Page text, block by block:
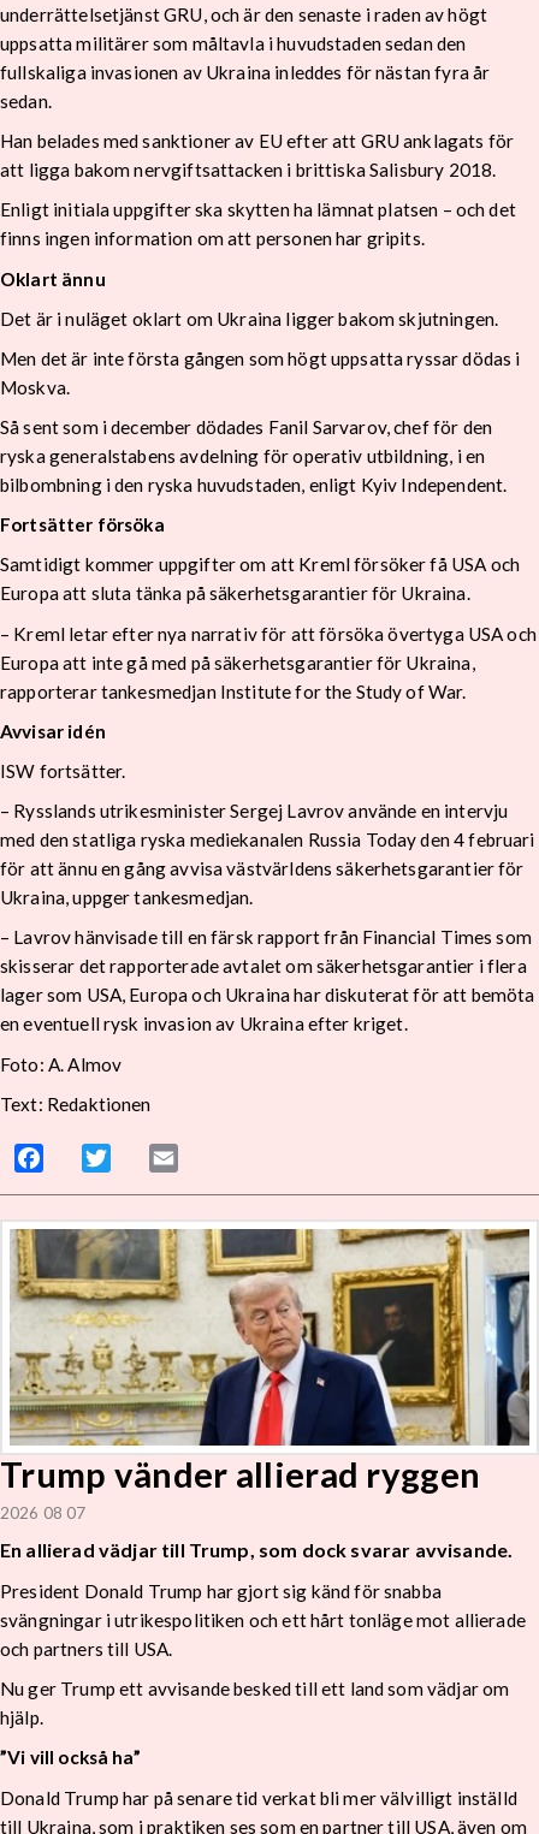
underrättelsetjänst GRU, och är den senaste i raden av högt
uppsatta militärer som måltavla i huvudstaden sedan den
fullskaliga invasionen av Ukraina inleddes för nästan fyra år
sedan.
Han belades med sanktioner av EU efter att GRU anklagats för
att ligga bakom nervgiftsattacken i brittiska Salisbury 2018.
Enligt initiala uppgifter ska skytten ha lämnat platsen – och det
finns ingen information om att personen har gripits.
Oklart ännu
Det är i nuläget oklart om Ukraina ligger bakom skjutningen.
Men det är inte första gången som högt uppsatta ryssar dödas i
Moskva.
Så sent som i december dödades Fanil Sarvarov, chef för den
ryska generalstabens avdelning för operativ utbildning, i en
bilbombning i den ryska huvudstaden, enligt Kyiv Independent.
Fortsätter försöka
Samtidigt kommer uppgifter om att Kreml försöker få USA och
Europa att sluta tänka på säkerhetsgarantier för Ukraina.
– Kreml letar efter nya narrativ för att försöka övertyga USA och
Europa att inte gå med på säkerhetsgarantier för Ukraina,
rapporterar tankesmedjan Institute for the Study of War.
Avvisar idén
ISW fortsätter.
– Rysslands utrikesminister Sergej Lavrov använde en intervju
med den statliga ryska mediekanalen Russia Today den 4 februari
för att ännu en gång avvisa västvärldens säkerhetsgarantier för
Ukraina, uppger tankesmedjan.
– Lavrov hänvisade till en färsk rapport från Financial Times som
skisserar det rapporterade avtalet om säkerhetsgarantier i flera
lager som USA, Europa och Ukraina har diskuterat för att bemöta
en eventuell rysk invasion av Ukraina efter kriget.
Foto: A. Almov
Text: Redaktionen
Facebook Twitter
Trump vänder allierad ryggen
2026 08 07
En allierad vädjar till Trump, som dock svarar avvisande.
President Donald Trump har gjort sig känd för snabba
svängningar i utrikespolitiken och ett hårt tonläge mot allierade
och partners till USA.
Nu ger Trump ett avvisande besked till ett land som vädjar om
hjälp.
”Vi vill också ha”
Donald Trump har på senare tid verkat bli mer välvilligt inställd
till Ukraina, som i praktiken ses som en partner till USA, även om